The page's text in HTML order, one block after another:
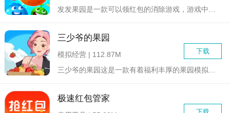
三少爷的果园
下载
模拟经营 | 112.87M
极速红包管家